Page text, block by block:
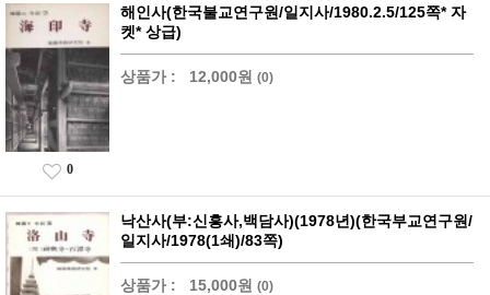
해인사(한국불교연구원/일지사/1980.2.5/125쪽* 자
켓* 상급)
상품가 : 12,000원 (0)
0
낙산사(부:신흥사,백담사)(1978년)(한국부교연구원/
일지사/1978(1쇄)/83쪽)
상품가 : 15,000원 (0)